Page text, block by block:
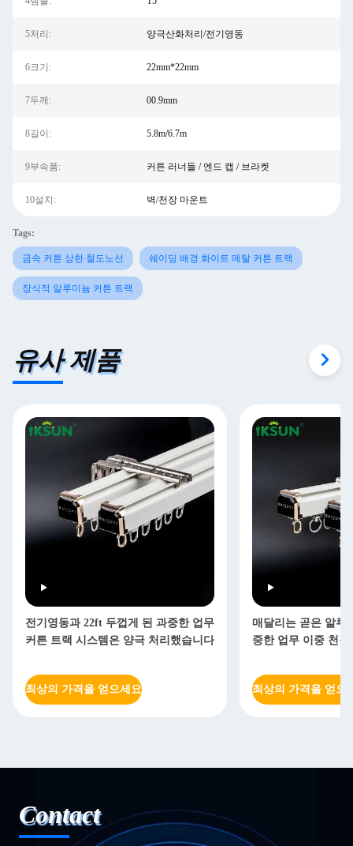
5처리: 양극산화처리/전기영동
6크기: 22mm*22mm
7두께: 00.9mm
8길이: 5.8m/6.7m
9부속품: 커튼 러너들 / 엔드 캡 / 브라켓
10설치: 벽/천장 마운트
Tags:
금속 커튼 상한 철도노선 쉐이딩 배경 화이트 메탈 커튼 트랙
장식적 알루미늄 커튼 트랙
유사 제품
전기영동과 22ft 두껍게 된 과중한 업무
커튼 트랙 시스템은 양극 처리했습니다
최상의 가격을 얻으세요
매달리는 곧은 알루
중한 업무 이중 천장
최상의 가격을 얻으
Contact